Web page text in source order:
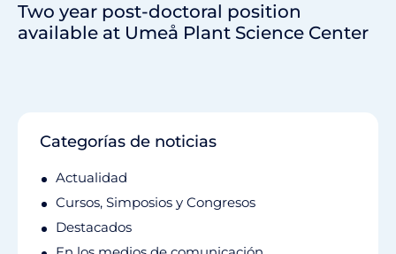
Two year post-doctoral position
available at Umeå Plant Science Center
Categorías de noticias
Actualidad
Cursos, Simposios y Congresos
Destacados